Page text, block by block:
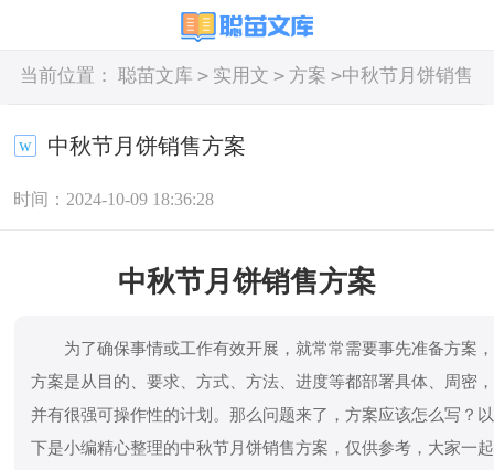
当前位置： 聪苗文库 > 实用文 > 方案 >中秋节月饼销售
中秋节月饼销售方案
时间：2024-10-09 18:36:28
中秋节月饼销售方案
为了确保事情或工作有效开展，就常常需要事先准备方案，
方案是从目的、要求、方式、方法、进度等都部署具体、周密，
并有很强可操作性的计划。那么问题来了，方案应该怎么写？以
下是小编精心整理的中秋节月饼销售方案，仅供参考，大家一起